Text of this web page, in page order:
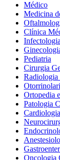
Médico
Medicina
Clínica
Infectologia
Pediatria
Cirurgia
Radiologia
Ortopedia
Patologia
Cardiologia
Oncologia